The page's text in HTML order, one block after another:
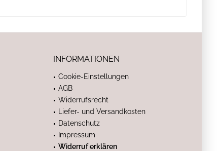
INFORMATIONEN
Cookie-Einstellungen
AGB
Widerrufsrecht
Liefer- und Versandkosten
Datenschutz
Impressum
Widerruf erklären